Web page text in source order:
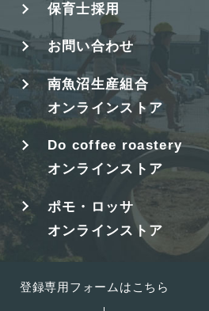
保育士採用
お問い合わせ
南魚沼生産組合
オンラインストア
Do coffee roastery
オンラインストア
ポモ・ロッサ
オンラインストア
登録専用フォームはこちら